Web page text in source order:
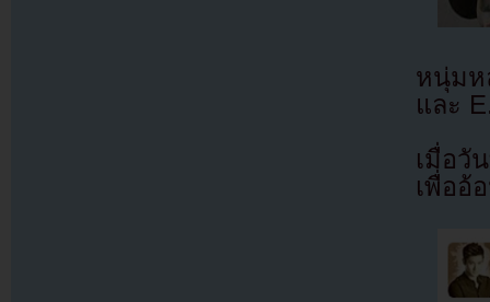
หนุ่มห
และ
เมื่อวั
เพื่ออ้